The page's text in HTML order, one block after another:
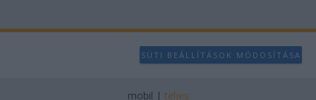
SÜTI BEÁLLÍTÁSOK MÓDOSÍTÁSA
mobil | teljes